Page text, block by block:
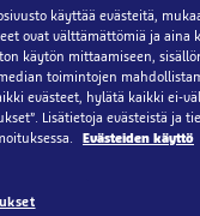
lapsi (2-
käyttää evästeitä,
ovat välttämättömiä ja aina
käytön mittaamiseen,
toimintojen
evästeet, hylätä kaikki ei-
Lisätietoja evästeistä ja
Evästeiden käyttö